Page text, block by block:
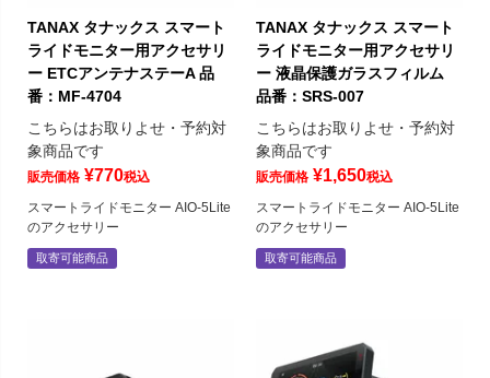
TANAX タナックス スマート
ライドモニター用アクセサリ
ー ETCアンテナステーA 品
番：MF-4704
こちらはお取りよせ・予約対
象商品です
販売価格 ¥770税込
スマートライドモニター AIO-5Lite
のアクセサリー
取寄可能商品
TANAX タナックス スマート
ライドモニター用アクセサリ
ー 液晶保護ガラスフィルム
品番：SRS-007
こちらはお取りよせ・予約対
象商品です
販売価格 ¥1,650税込
スマートライドモニター AIO-5Lite
のアクセサリー
取寄可能商品